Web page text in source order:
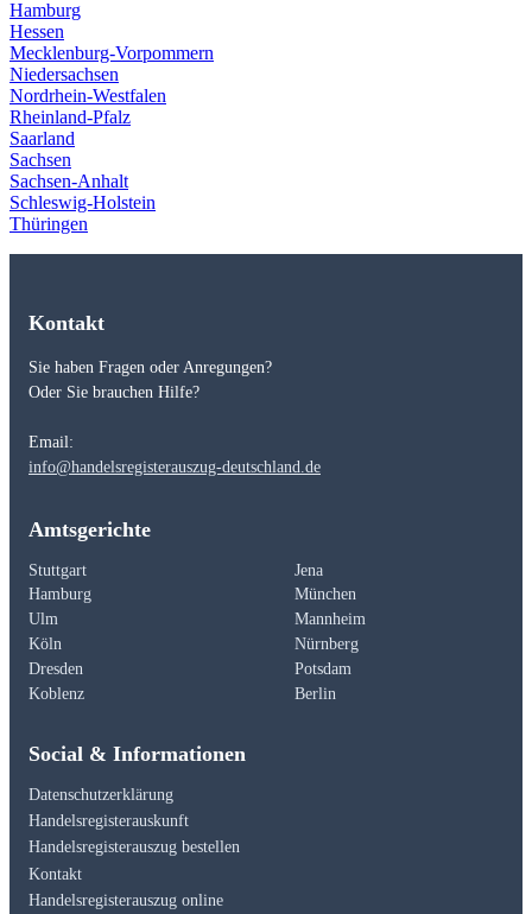
Hamburg
Hessen
Mecklenburg-Vorpommern
Niedersachsen
Nordrhein-Westfalen
Rheinland-Pfalz
Saarland
Sachsen
Sachsen-Anhalt
Schleswig-Holstein
Thüringen
Kontakt
Sie haben Fragen oder Anregungen?
Oder Sie brauchen Hilfe?
Email:
info@handelsregisterauszug-deutschland.de
Amtsgerichte
Stuttgart
Jena
Hamburg
München
Ulm
Mannheim
Köln
Nürnberg
Dresden
Potsdam
Koblenz
Berlin
Social & Informationen
Datenschutzerklärung
Handelsregisterauskunft
Handelsregisterauszug bestellen
Kontakt
Handelsregisterauszug online